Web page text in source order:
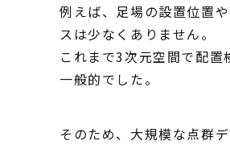
例えば、足場の設置位置
スは少なくありません。
これまで3次元空間で配
一般的でした。
そのため、大規模な点群